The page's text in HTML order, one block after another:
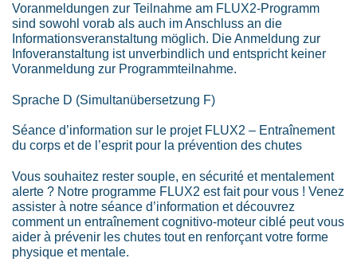
Voranmeldungen zur Teilnahme am FLUX2-Programm
sind sowohl vorab als auch im Anschluss an die
Informationsveranstaltung möglich. Die Anmeldung zur
Infoveranstaltung ist unverbindlich und entspricht keiner
Voranmeldung zur Programmteilnahme.
Sprache D (Simultanübersetzung F)
Séance d’information sur le projet FLUX2 – Entraînement
du corps et de l’esprit pour la prévention des chutes
Vous souhaitez rester souple, en sécurité et mentalement
alerte ? Notre programme FLUX2 est fait pour vous ! Venez
assister à notre séance d’information et découvrez
comment un entraînement cognitivo-moteur ciblé peut vous
aider à prévenir les chutes tout en renforçant votre forme
physique et mentale.